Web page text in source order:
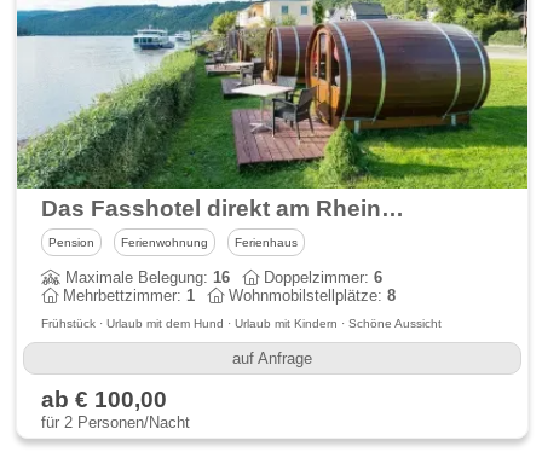
Das Fasshotel direkt am Rheinufer
Pension Ferienwohnung Ferienhaus
Maximale Belegung:16 Doppelzimmer:6
Mehrbettzimmer:1 Wohnmobilstellplätze:8
Frühstück · Urlaub mit dem Hund · Urlaub mit Kindern · Schöne Aussicht
auf Anfrage
ab € 100,00
für 2 Personen/Nacht